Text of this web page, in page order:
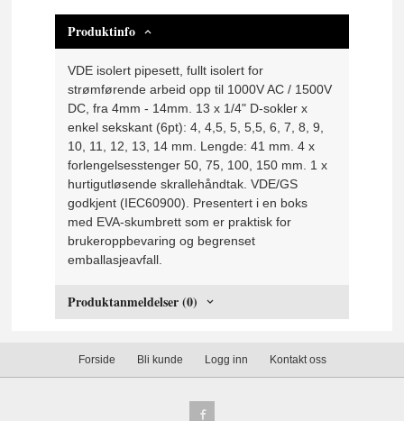
Produktinfo
VDE isolert pipesett, fullt isolert for
strømførende arbeid opp til 1000V AC / 1500V
DC, fra 4mm - 14mm. 13 x 1/4" D-sokler x
enkel sekskant (6pt): 4, 4,5, 5, 5,5, 6, 7, 8, 9,
10, 11, 12, 13, 14 mm. Lengde: 41 mm. 4 x
forlengelsesstenger 50, 75, 100, 150 mm. 1 x
hurtigutløsende skrallehåndtak. VDE/GS
godkjent (IEC60900). Presentert i en boks
med EVA-skumbrett som er praktisk for
brukeroppbevaring og begrenset
emballasjeavfall.
Produktanmeldelser (0)
Forside Bli kunde Logg inn Kontakt oss